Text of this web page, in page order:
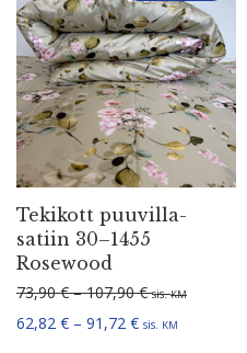
Tekikott puuvil­la­
satiin 30–1455
Rosewood
73,90€ – 107,90€ sis.KM
62,82 € – 91,72 €Hinna­va­hemik:
sis. KM